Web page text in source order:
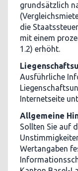
grundsätzlich
die
mit einem
1.2) erhöht.
Ausführliche
Internetseite
Allgemeine
Sollten Sie auf
Wertangaben